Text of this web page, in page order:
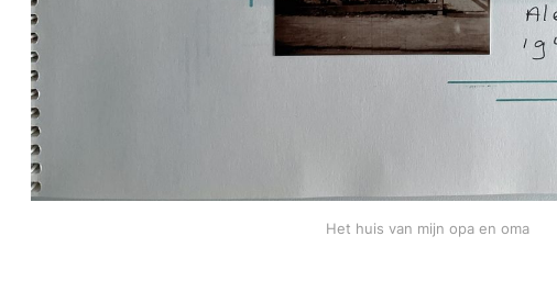
Het huis van mijn opa en oma